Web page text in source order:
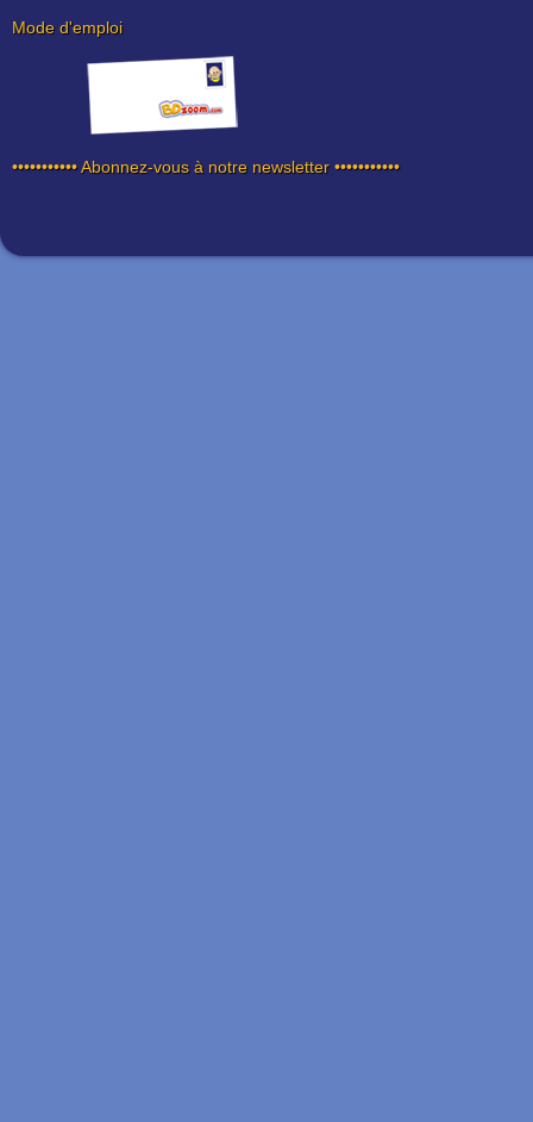
Mode d'emploi
••••••••••• Abonnez-vous à notre newsletter •••••••••••